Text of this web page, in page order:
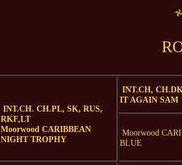
INT.CH. CH.PL, SK, RUS,
RKF,LT
Moorwood CARIBBEAN
NIGHT TROPHY
INT.CH,
IT AGAIN SAM
Moorwood
BLUE